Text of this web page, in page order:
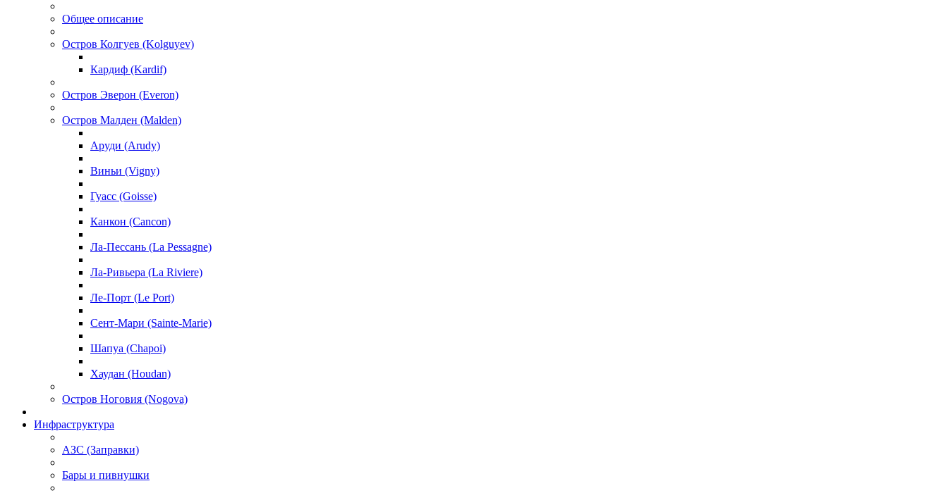
Общее описание
Остров Колгуев (Kolguyev)
Кардиф (Kardif)
Остров Эверон (Everon)
Остров Малден (Malden)
Аруди (Arudy)
Виньи (Vigny)
Гуасс (Goisse)
Канкон (Cancon)
Ла-Пессань (La Pessagne)
Ла-Ривьера (La Riviere)
Ле-Порт (Le Port)
Сент-Мари (Sainte-Marie)
Шапуа (Chapoi)
Хаудан (Houdan)
Остров Ноговия (Nogova)
Инфраструктура
АЗС (Заправки)
Бары и пивнушки